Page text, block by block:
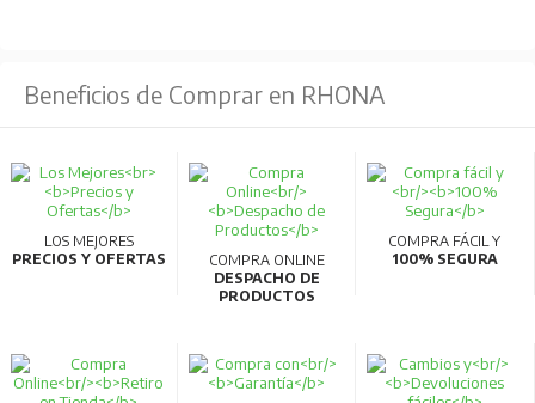
Beneficios de Comprar en RHONA
LOS MEJORES
PRECIOS Y OFERTAS
COMPRA ONLINE
DESPACHO DE
PRODUCTOS
COMPRA FÁCIL Y
100% SEGURA